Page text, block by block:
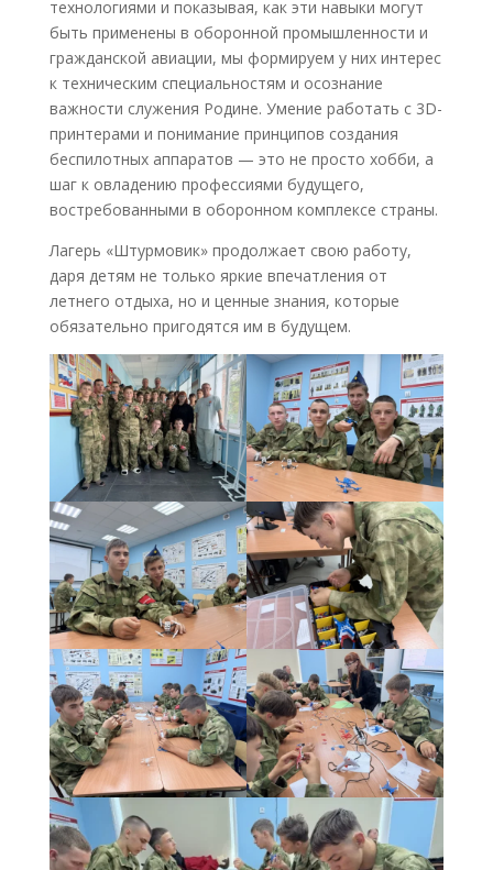
технологиями и показывая, как эти навыки могут
быть применены в оборонной промышленности и
гражданской авиации, мы формируем у них интерес
к техническим специальностям и осознание
важности служения Родине. Умение работать с 3D-
принтерами и понимание принципов создания
беспилотных аппаратов — это не просто хобби, а
шаг к овладению профессиями будущего,
востребованными в оборонном комплексе страны.
Лагерь «Штурмовик» продолжает свою работу,
даря детям не только яркие впечатления от
летнего отдыха, но и ценные знания, которые
обязательно пригодятся им в будущем.